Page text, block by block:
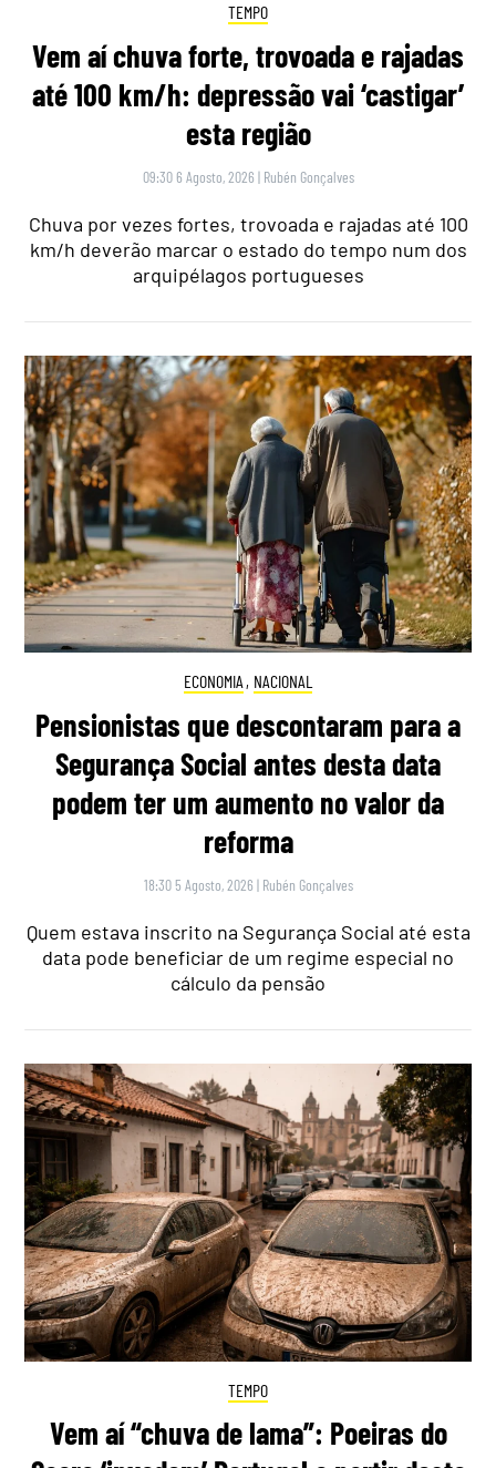
TEMPO
Vem aí chuva forte, trovoada e rajadas
até 100 km/h: depressão vai ‘castigar’
esta região
09:30 6 Agosto, 2026 | Rubén Gonçalves
Chuva por vezes fortes, trovoada e rajadas até 100
km/h deverão marcar o estado do tempo num dos
arquipélagos portugueses
ECONOMIA , NACIONAL
Pensionistas que descontaram para a
Segurança Social antes desta data
podem ter um aumento no valor da
reforma
18:30 5 Agosto, 2026 | Rubén Gonçalves
Quem estava inscrito na Segurança Social até esta
data pode beneficiar de um regime especial no
cálculo da pensão
TEMPO
Vem aí “chuva de lama”: Poeiras do